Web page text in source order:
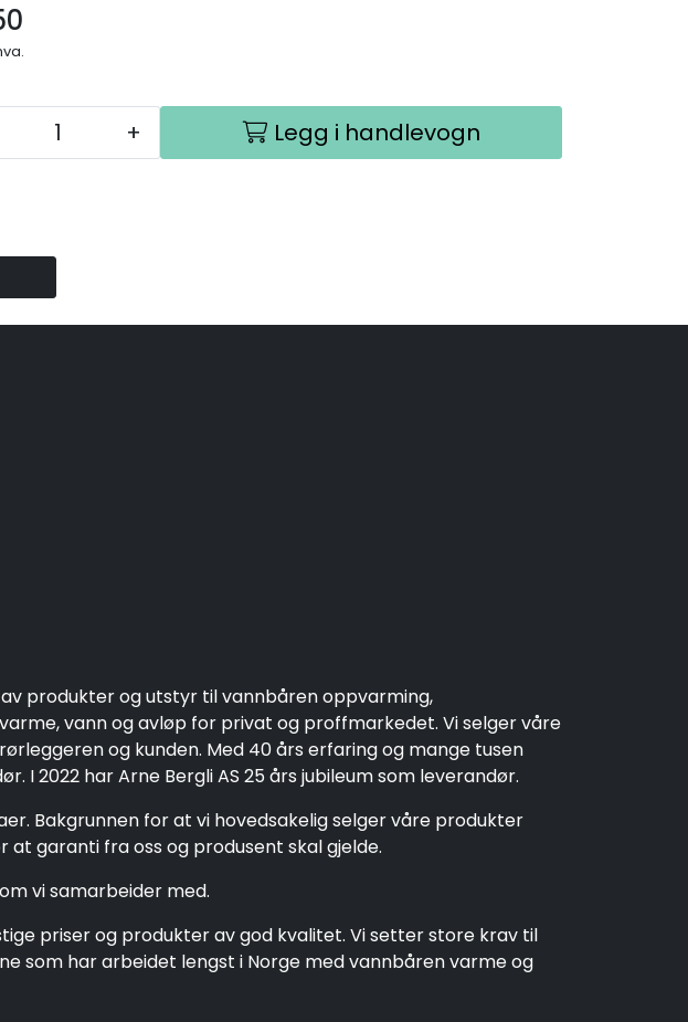
+ Legg i handlevogn
produkter og utstyr til vannbåren oppvarming,
vann og avløp for privat og proffmarkedet. Vi selger våre
og kunden. Med 40 års erfaring og mange tusen
I 2022 har Arne Bergli AS 25 års jubileum som leverandør.
Bakgrunnen for at vi hovedsakelig selger våre produkter
garanti fra oss og produsent skal gjelde.
vi samarbeider med.
priser og produkter av god kvalitet. Vi setter store krav til
som har arbeidet lengst i Norge med vannbåren varme og